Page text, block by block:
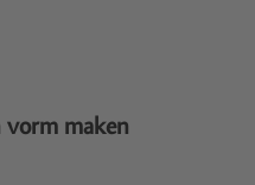
maken